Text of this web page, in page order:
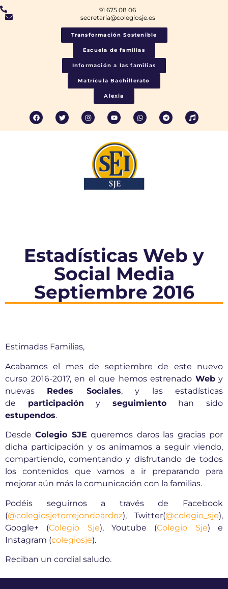
91 675 08 06
secretaria@colegiosje.es
Transformación Sostenible
Escuela de familias
Información a las familias
Matrícula Bachillerato
Alexia
Estadísticas Web y
Social Media
Septiembre 2016
Estimadas Familias,
Acabamos el mes de septiembre de este nuevo
curso 2016-2017, en el que hemos estrenado Weby
nuevas Redes Sociales, y las estadísticas
de participación y seguimientohan sido
estupendos.
DesdeColegio SJE queremos daros las gracias por
dicha participación y os animamos a seguir viendo,
compartiendo, comentando y disfrutando de todos
los contenidos que vamos a ir preparando para
mejorar aún más la comunicación con la familias.
Podéis seguirnos a través de Facebook
(@colegiosjetorrejondeardoz), Twitter(@colegio_sje),
Google+ (Colegio Sje), Youtube (Colegio Sje) e
Instagram (colegiosje).
Reciban un cordial saludo.